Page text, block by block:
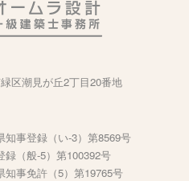
していただくために、お引渡し後、定
応させていただきますので、お気軽
区潮見が丘2丁目20番地
事登録（い-3）第8569号
（般-5）第100392号
事免許（5）第19765号